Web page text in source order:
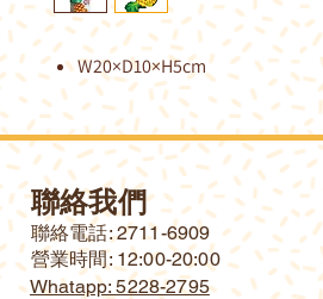
W20×D10×H5cm
聯絡我們
​聯絡電話: 2711-6909
營業時間: 12:00-20:00
Whatapp: 5228-2795